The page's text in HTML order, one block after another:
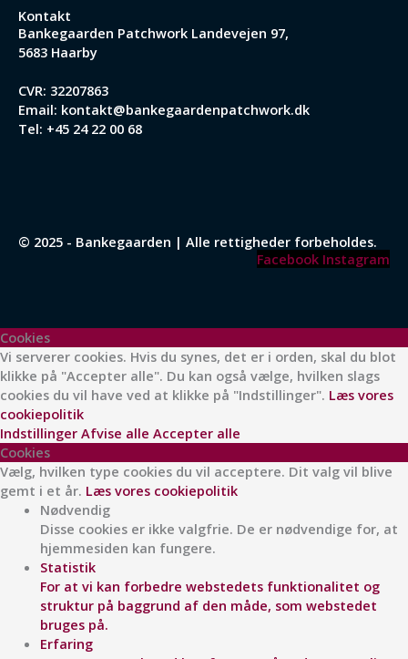
Kontakt
Bankegaarden Patchwork Landevejen 97,
5683 Haarby
CVR: 32207863
Email: kontakt@bankegaardenpatchwork.dk
Tel: +45 24 22 00 68
© 2025 - Bankegaarden | Alle rettigheder forbeholdes.
Facebook Instagram
Cookies
Vi serverer cookies. Hvis du synes, det er i orden, skal du blot
klikke på "Accepter alle". Du kan også vælge, hvilken slags
cookies du vil have ved at klikke på "Indstillinger". Læs vores
cookiepolitik
Indstillinger Afvise alle Accepter alle
Cookies
Vælg, hvilken type cookies du vil acceptere. Dit valg vil blive
gemt i et år. Læs vores cookiepolitik
Nødvendig
Disse cookies er ikke valgfrie. De er nødvendige for, at
hjemmesiden kan fungere.
Statistik
For at vi kan forbedre webstedets funktionalitet og
struktur på baggrund af den måde, som webstedet
bruges på.
Erfaring